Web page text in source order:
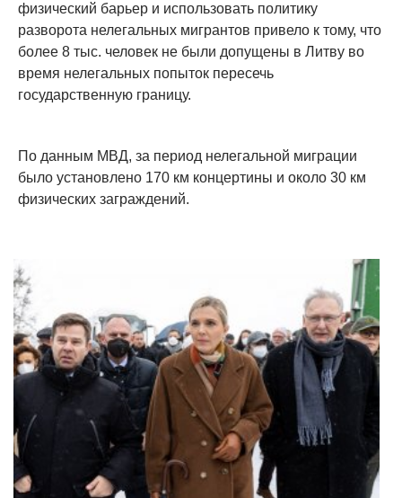
физический барьер и использовать политику
разворота нелегальных мигрантов привело к тому, что
более 8 тыс. человек не были допущены в Литву во
время нелегальных попыток пересечь
государственную границу.
По данным МВД, за период нелегальной миграции
было установлено 170 км концертины и около 30 км
физических заграждений.